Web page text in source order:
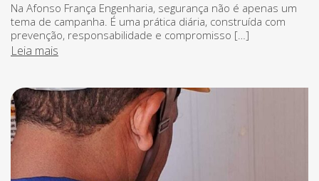
Na Afonso França Engenharia, segurança não é apenas um
tema de campanha. É uma prática diária, construída com
prevenção, responsabilidade e compromisso […]
Leia mais